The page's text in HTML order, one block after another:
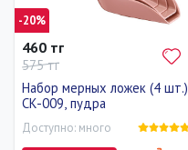
-20%
460 тг
575 тг
Набор мерных ложек (4 шт.)
CK-009, пудра
Доступно: много